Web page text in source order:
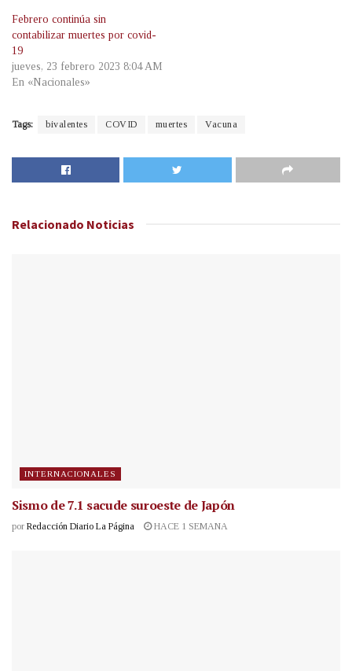
Febrero continúa sin
contabilizar muertes por covid-
19
jueves, 23 febrero 2023 8:04 AM
En «Nacionales»
Tags: bivalentes COVID muertes Vacuna
Relacionado Noticias
INTERNACIONALES
Sismo de 7.1 sacude suroeste de Japón
por Redacción Diario La Página HACE 1 SEMANA